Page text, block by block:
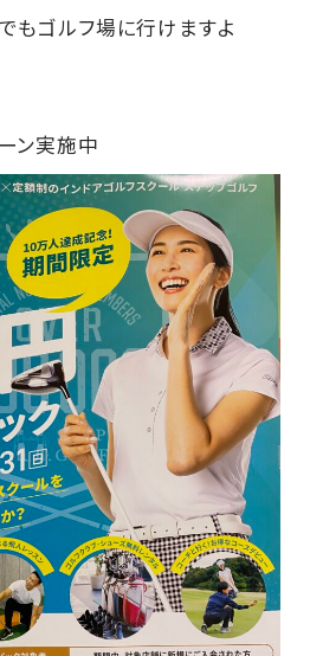
もゴルフ場に行けますよ
ン実施中